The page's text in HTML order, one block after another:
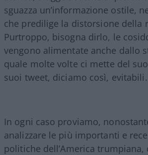
sguazza un’informazione ostile,
che predilige la distorsione della
Purtroppo, bisogna dirlo, le
vengono alimentate anche dallo
quale molte volte ci mette del
suoi tweet, diciamo così, evitabili.
In ogni caso proviamo,
analizzare le più importanti e
politiche dell’America trumpiana,